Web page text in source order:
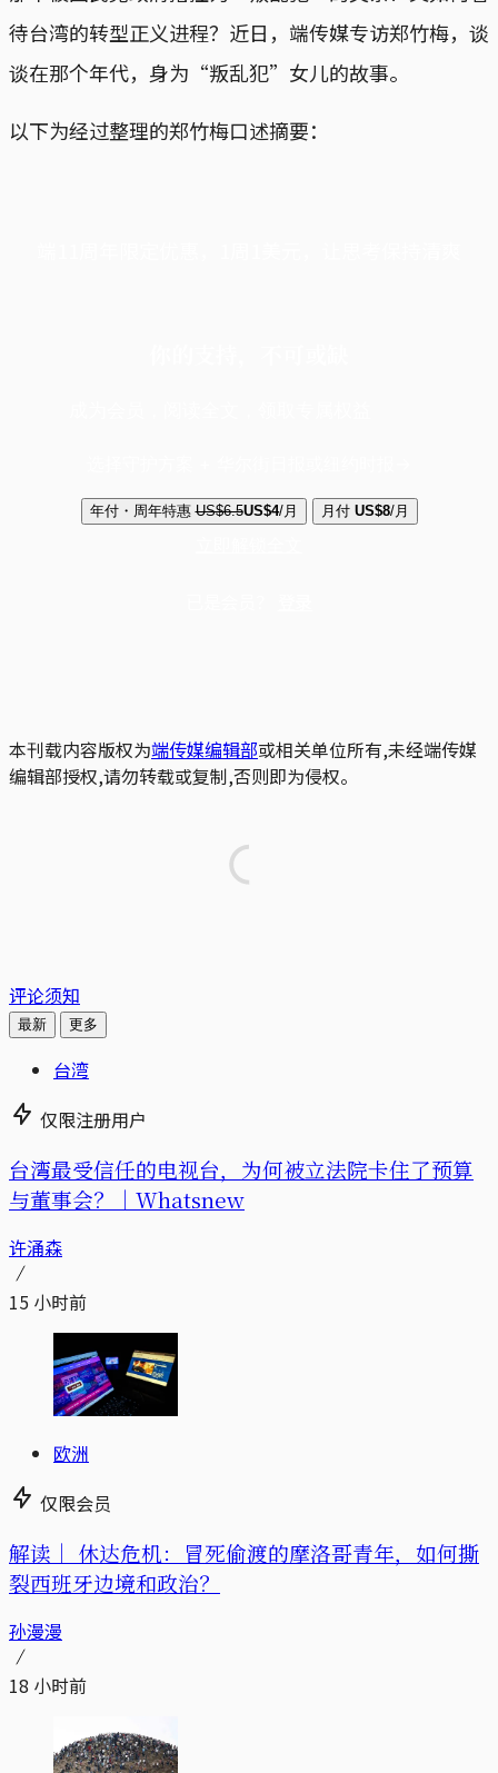
待台湾的转型正义进程？近日，端传媒专访郑竹梅，谈
谈在那个年代，身为“叛乱犯”女儿的故事。
以下为经过整理的郑竹梅口述摘要：
年付・周年特惠 US$6.5US$4/月 月付 US$8/月
本刊载内容版权为端传媒编辑部或相关单位所有,未经端传媒
编辑部授权,请勿转载或复制,否则即为侵权。
评论须知
最新 更多
台湾
仅限注册用户
台湾最受信任的电视台，为何被立法院卡住了预算
与董事会？｜Whatsnew
许涌森
15 小时前
欧洲
仅限会员
解读｜ 休达危机：冒死偷渡的摩洛哥青年，如何撕
裂西班牙边境和政治？
孙漫漫
18 小时前